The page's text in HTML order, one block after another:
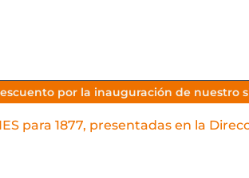
por la inauguración de nuestro
para 1877, presentadas en la